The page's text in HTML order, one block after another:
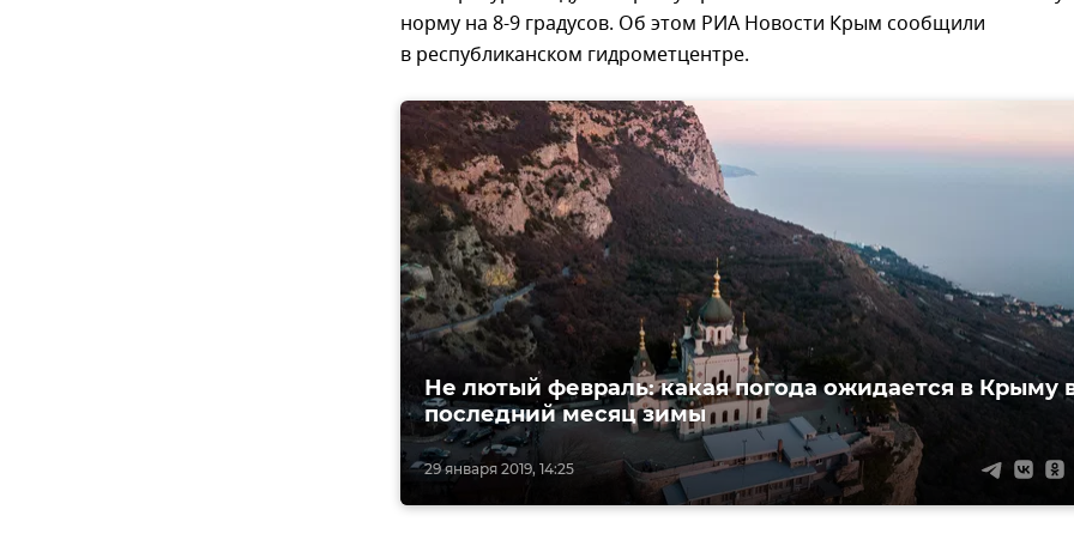
норму на 8-9 градусов. Об этом РИА Новости Крым сообщили
в республиканском гидрометцентре.
29 января 2019, 14:25
Не лютый февраль: какая погода ожидается в Крыму
последний месяц зимы